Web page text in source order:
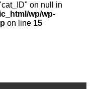
on null in
wp/wp-
on line 15